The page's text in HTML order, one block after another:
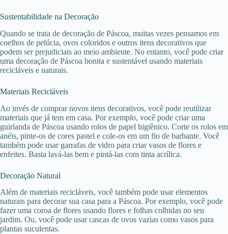
Sustentabilidade na Decoração
Quando se trata de decoração de Páscoa, muitas vezes pensamos em
coelhos de pelúcia, ovos coloridos e outros itens decorativos que
podem ser prejudiciais ao meio ambiente. No entanto, você pode criar
uma decoração de Páscoa bonita e sustentável usando materiais
recicláveis e naturais.
Materiais Recicláveis
Ao invés de comprar novos itens decorativos, você pode reutilizar
materiais que já tem em casa. Por exemplo, você pode criar uma
guirlanda de Páscoa usando rolos de papel higiênico. Corte os rolos em
anéis, pinte-os de cores pastel e cole-os em um fio de barbante. Você
também pode usar garrafas de vidro para criar vasos de flores e
enfeites. Basta lavá-las bem e pintá-las com tinta acrílica.
Decoração Natural
Além de materiais recicláveis, você também pode usar elementos
naturais para decorar sua casa para a Páscoa. Por exemplo, você pode
fazer uma coroa de flores usando flores e folhas colhidas no seu
jardim. Ou, você pode usar cascas de ovos vazias como vasos para
plantas suculentas.